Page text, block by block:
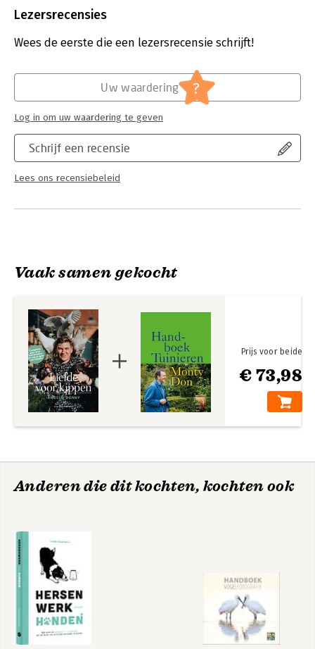
- kleurrijke en sfeervolle fotografie
met de dames die hem bijna dagelijks van een kakelvers eitje
bovendien een belangrijke rol in zijn herstel.
Uitgever:
Verschijningsdatum:
12-3-2024
Sport, hobby, lifestyle
Lezersrecensies
Wees de eerste die een lezersrecensie schrijft!
Schrijf een recensie
Lees ons recensiebeleid
Uw waardering ?
Log in om uw waardering te geven
Vaak samen gekocht
€ 73,98
Prijs voor beide
Anderen die dit kochten, kochten ook